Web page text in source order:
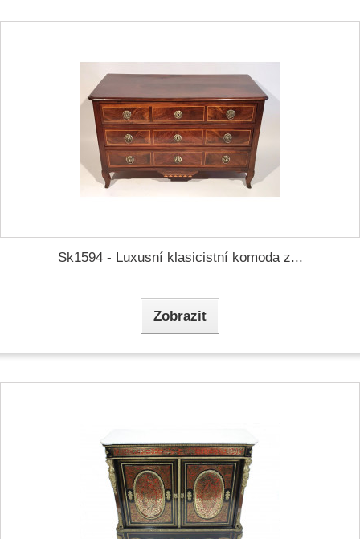
Sk1594 - Luxusní klasicistní komoda z...
Zobrazit